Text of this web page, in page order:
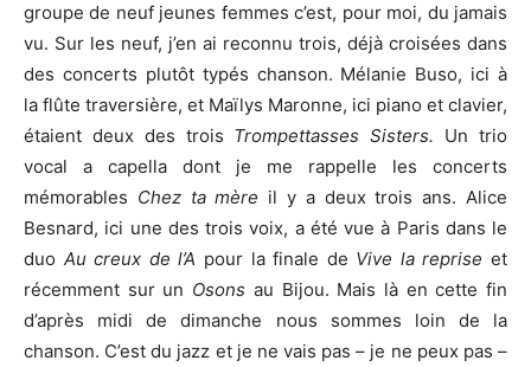
groupe de neuf jeunes femmes c’est, pour moi, du jamais
vu. Sur les neuf, j’en ai reconnu trois, déjà croisées dans
des concerts plutôt typés chanson. Mélanie Buso, ici à
la flûte traversière, et Maïlys Maronne, ici piano et clavier,
étaient deux des trois Trompettasses Sisters. Un trio
vocal a capella dont je me rappelle les concerts
mémorables Chez ta mère il y a deux trois ans. Alice
Besnard, ici une des trois voix, a été vue à Paris dans le
duo Au creux de l’A pour la finale de Vive la repriseet
récemment sur un Osons au Bijou. Mais là en cette fin
d’après midi de dimanche nous sommes loin de la
chanson. C’est du jazz et je ne vais pas – je ne peux pas –